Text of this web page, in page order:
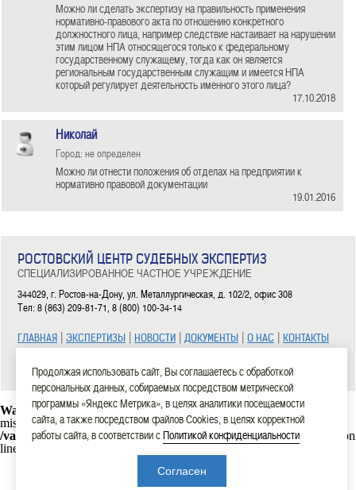
Можно ли сделать экспертизу на правильность применения
нормативно-правового акта по отношению конкретного
должностного лица, например следствие настаивает на нарушении
этим лицом НПА относящегося только к федеральному
государственному служащему, тогда как он является
региональным государственным служащим и имеется НПА
который регулирует деятельность именного этого лица?
17.10.2018
Николай
Город: не определен
Можно ли отнести положения об отделах на предприятии к
нормативно правовой документации
19.01.2016
РОСТОВСКИЙ ЦЕНТР СУДЕБНЫХ ЭКСПЕРТИЗ
СПЕЦИАЛИЗИРОВАННОЕ ЧАСТНОЕ УЧРЕЖДЕНИЕ
344029, г. Ростов-на-Дону, ул. Металлургическая, д. 102/2, офис 308
Тел: 8 (863) 209-81-71, 8 (800) 100-34-14
ГЛАВНАЯ | ЭКСПЕРТИЗЫ | НОВОСТИ | ДОКУМЕНТЫ | О НАС | КОНТАКТЫ
2006—2026 СЧУ «Ростовский центр судебных экспертиз»
Warning: mysql_connect(): Headers and client library minor version
mismatch. Headers:101113 Library:30317 in
/var/www/rostexpert.ru/data/www/rostexpert.ru/blocks/db.php
on
line
Продолжая использовать сайт, Вы соглашаетесь с обработкой
персональных данных, собираемых посредством метрической
программы «Яндекс Метрика», в целях аналитики посещаемости
сайта, а также посредством файлов Cookies, в целях корректной
работы сайта, в соответствии сПолитикой конфиденциальности
Согласен